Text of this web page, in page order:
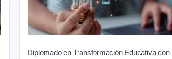
Diplomado en Transformación Educativa con